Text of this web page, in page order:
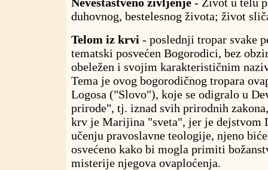
duhovnog, bestelesnog života; život
Telom iz krvi - poslednji tropar svake
tematski posvećen Bogorodici, bez
obeležen i svojim karakterističnim
Tema je ovog bogorodičnog tropara
Logosa ("Slovo"), koje se odigralo u
prirode", tj. iznad svih prirodnih
krv je Marijina "sveta", jer je dejstvom
učenju pravoslavne teologije, njeno
osvećeno kako bi mogla primiti
misterije njegova ovaploćenja.